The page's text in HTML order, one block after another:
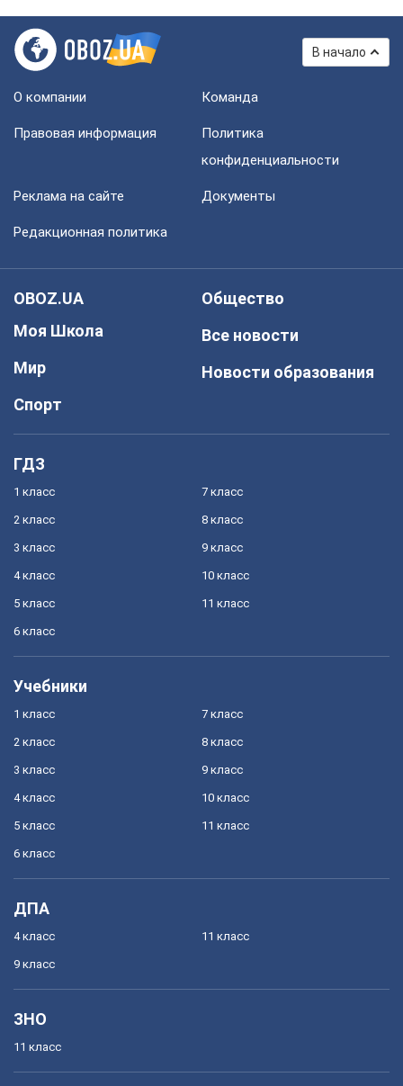
В начало
О компании Команда
Правовая информация
Политика
конфиденциальности
Реклама на сайте Документы
Редакционная политика
OBOZ.UA
Моя Школа
Мир
Спорт
Общество
Все новости
Новости образования
ГДЗ
1 класс
2 класс
3 класс
4 класс
5 класс
6 класс
7 класс
8 класс
9 класс
10 класс
11 класс
Учебники
1 класс
2 класс
3 класс
4 класс
5 класс
6 класс
7 класс
8 класс
9 класс
10 класс
11 класс
ДПА
4 класс
9 класс
11 класс
ЗНО
11 класс